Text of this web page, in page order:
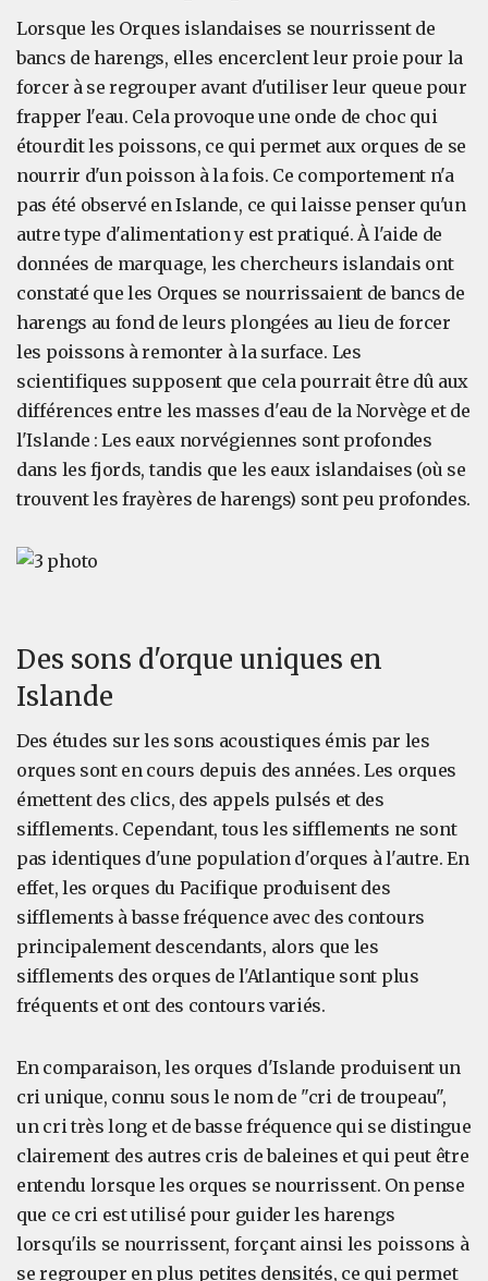
Lorsque les Orques islandaises se nourrissent de
bancs de harengs, elles encerclent leur proie pour la
forcer à se regrouper avant d'utiliser leur queue pour
frapper l'eau. Cela provoque une onde de choc qui
étourdit les poissons, ce qui permet aux orques de se
nourrir d'un poisson à la fois. Ce comportement n'a
pas été observé en Islande, ce qui laisse penser qu'un
autre type d'alimentation y est pratiqué. À l'aide de
données de marquage, les chercheurs islandais ont
constaté que les Orques se nourrissaient de bancs de
harengs au fond de leurs plongées au lieu de forcer
les poissons à remonter à la surface. Les
scientifiques supposent que cela pourrait être dû aux
différences entre les masses d'eau de la Norvège et de
l'Islande : Les eaux norvégiennes sont profondes
dans les fjords, tandis que les eaux islandaises (où se
trouvent les frayères de harengs) sont peu profondes.
Des sons d'orque uniques en
Islande
Des études sur les sons acoustiques émis par les
orques sont en cours depuis des années. Les orques
émettent des clics, des appels pulsés et des
sifflements. Cependant, tous les sifflements ne sont
pas identiques d'une population d'orques à l'autre. En
effet, les orques du Pacifique produisent des
sifflements à basse fréquence avec des contours
principalement descendants, alors que les
sifflements des orques de l'Atlantique sont plus
fréquents et ont des contours variés.
En comparaison, les orques d'Islande produisent un
cri unique, connu sous le nom de "cri de troupeau",
un cri très long et de basse fréquence qui se distingue
clairement des autres cris de baleines et qui peut être
entendu lorsque les orques se nourrissent. On pense
que ce cri est utilisé pour guider les harengs
lorsqu'ils se nourrissent, forçant ainsi les poissons à
se regrouper en plus petites densités, ce qui permet